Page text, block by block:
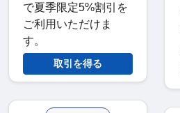
で夏季限定5%割引を
ご利用いただけま
す。
取引を得る